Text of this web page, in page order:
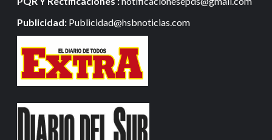
Publicidad: Publicidad@hsbnoticias.com